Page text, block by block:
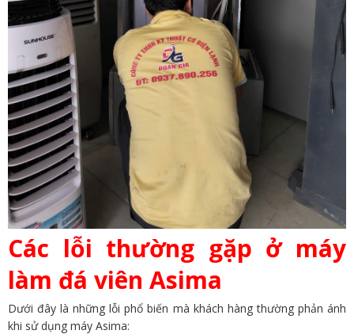
Các lỗi thường gặp ở máy
làm đá viên Asima
Dưới đây là những lỗi phổ biến mà khách hàng thường phản ánh
khi sử dụng máy Asima: